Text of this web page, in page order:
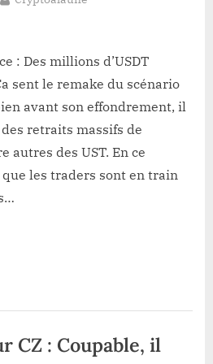
autour
millions
délogés !
: Des millions d’USDT
sent le remake du scénario
avant son effondrement, il
retraits massifs de
autres des UST. En ce
les traders sont en train
CZ : Coupable, il